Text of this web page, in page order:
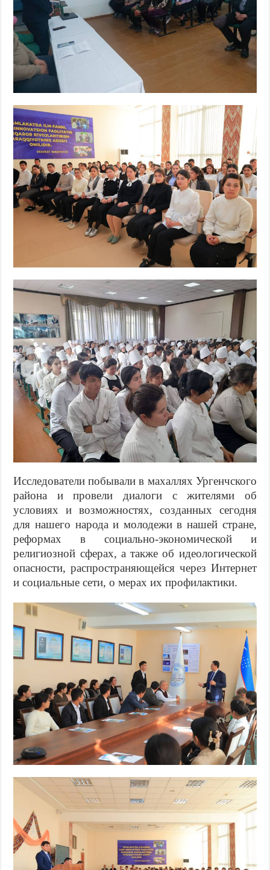
Исследователи побывали в махаллях Ургенчского
района и провели диалоги с жителями об
условиях и возможностях, созданных сегодня
для нашего народа и молодежи в нашей стране,
реформах в социально-экономической и
религиозной сферах, а также об идеологической
опасности, распространяющейся через Интернет
и социальные сети, о мерах их профилактики.